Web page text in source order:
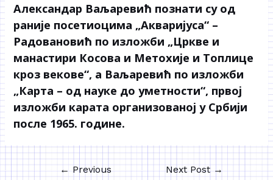
Александар Ваљаревић познати су од
раније посетиоцима „Акваријуса“ –
Радовановић по изложби „Цркве и
манастири Косова и Метохије и Топлице
кроз векове“, а Ваљаревић по изложби
„Карта – од науке до уметности“, првој
изложби карата организованој у Србији
после 1965. године.
←Previous
Next Post→